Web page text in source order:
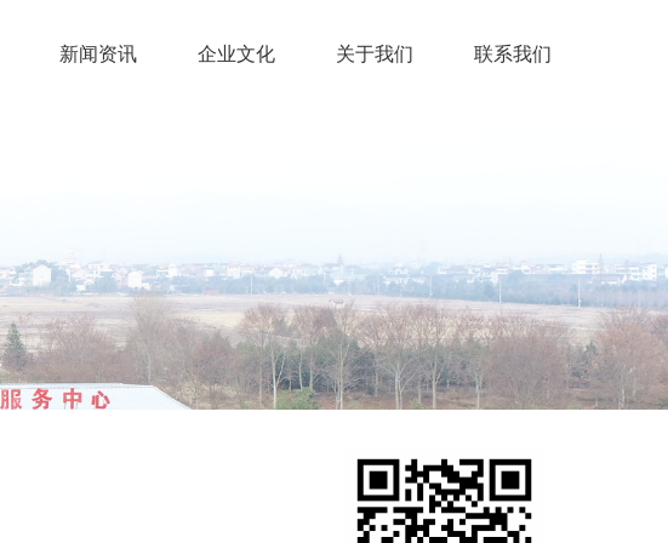
新闻资讯 企业文化 关于我们 联系我们